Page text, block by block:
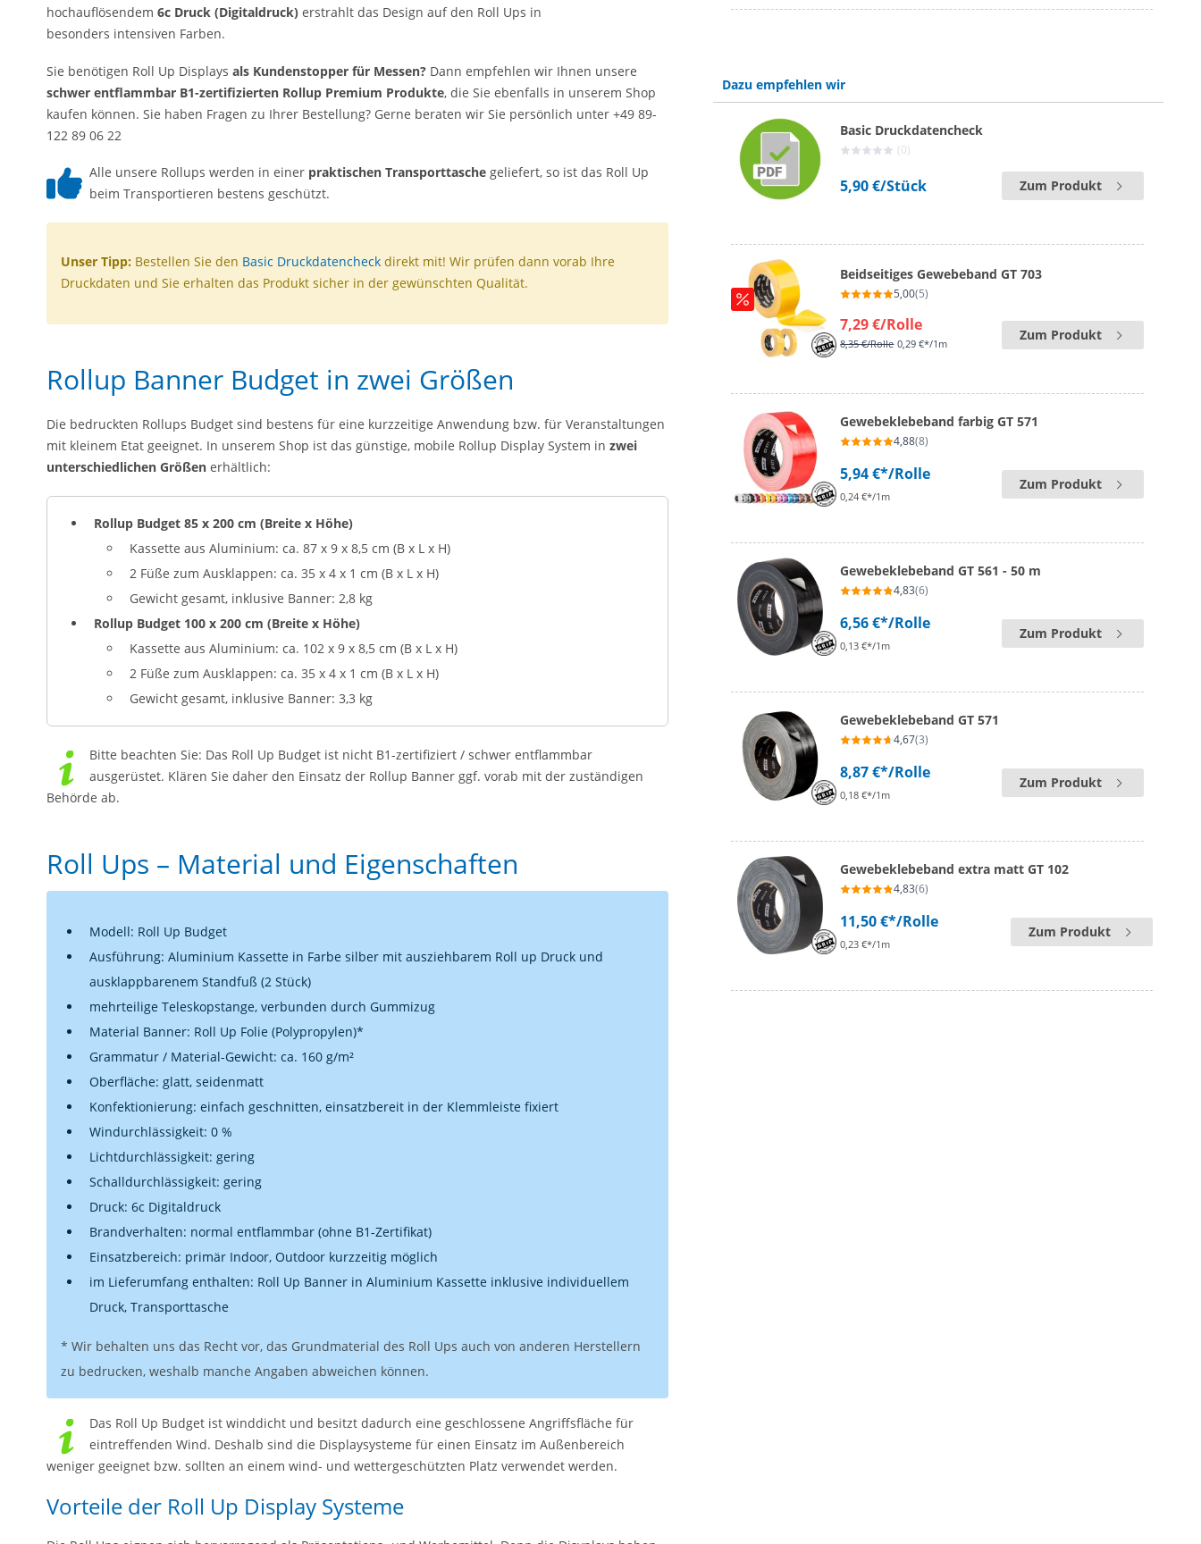
hochauflösendem 6c Druck (Digitaldruck) erstrahlt das Design auf den Roll Ups in
besonders intensiven Farben.
Sie benötigen Roll Up Displays als Kundenstopper für Messen? Dann empfehlen wir Ihnen unsere
schwer entflammbar B1-zertifizierten Rollup Premium Produkte, die Sie ebenfalls in unserem Shop
kaufen können. Sie haben Fragen zu Ihrer Bestellung? Gerne beraten wir Sie persönlich unter +49 89-
122 89 06 22
Alle unsere Rollups werden in einer praktischen Transporttasche geliefert, so ist das Roll Up
beim Transportieren bestens geschützt.
Unser Tipp: Bestellen Sie den Basic Druckdatencheck direkt mit! Wir prüfen dann vorab Ihre
Druckdaten und Sie erhalten das Produkt sicher in der gewünschten Qualität.
Rollup Banner Budget in zwei Größen
Die bedruckten Rollups Budget sind bestens für eine kurzzeitige Anwendung bzw. für Veranstaltungen
mit kleinem Etat geeignet. In unserem Shop ist das günstige, mobile Rollup Display System in zwei
unterschiedlichen Größen erhältlich:
Rollup Budget 85 x 200 cm (Breite x Höhe)
Kassette aus Aluminium: ca. 87 x 9 x 8,5 cm (B x L x H)
2 Füße zum Ausklappen: ca. 35 x 4 x 1 cm (B x L x H)
Gewicht gesamt, inklusive Banner: 2,8 kg
Rollup Budget 100 x 200 cm (Breite x Höhe)
Kassette aus Aluminium: ca. 102 x 9 x 8,5 cm (B x L x H)
2 Füße zum Ausklappen: ca. 35 x 4 x 1 cm (B x L x H)
Gewicht gesamt, inklusive Banner: 3,3 kg
Bitte beachten Sie: Das Roll Up Budget ist nicht B1-zertifiziert / schwer entflammbar
ausgerüstet. Klären Sie daher den Einsatz der Rollup Banner ggf. vorab mit der zuständigen
Behörde ab.
Roll Ups – Material und Eigenschaften
Modell: Roll Up Budget
Ausführung: Aluminium Kassette in Farbe silber mit ausziehbarem Roll up Druck und
ausklappbarenem Standfuß (2 Stück)
mehrteilige Teleskopstange, verbunden durch Gummizug
Material Banner: Roll Up Folie (Polypropylen)*
Grammatur / Material-Gewicht: ca. 160 g/m²
Oberfläche: glatt, seidenmatt
Konfektionierung: einfach geschnitten, einsatzbereit in der Klemmleiste fixiert
Windurchlässigkeit: 0 %
Lichtdurchlässigkeit: gering
Schalldurchlässigkeit: gering
Druck: 6c Digitaldruck
Brandverhalten: normal entflammbar (ohne B1-Zertifikat)
Einsatzbereich: primär Indoor, Outdoor kurzzeitig möglich
im Lieferumfang enthalten: Roll Up Banner in Aluminium Kassette inklusive individuellem
Druck, Transporttasche
* Wir behalten uns das Recht vor, das Grundmaterial des Roll Ups auch von anderen Herstellern
zu bedrucken, weshalb manche Angaben abweichen können.
Das Roll Up Budget ist winddicht und besitzt dadurch eine geschlossene Angriffsfläche für
eintreffenden Wind. Deshalb sind die Displaysysteme für einen Einsatz im Außenbereich
weniger geeignet bzw. sollten an einem wind- und wettergeschützten Platz verwendet werden.
Vorteile der Roll Up Display Systeme
Dazu empfehlen wir
Basic Druckdatencheck
(0)
5,90 €/Stück Zum Produkt
Beidseitiges Gewebeband GT 703
5,00(5)
7,29 €/Rolle
8,35 €/Rolle 0,29 €*/1m
Zum Produkt
Gewebeklebeband farbig GT 571
4,88(8)
5,94 €*/Rolle
0,24 €*/1m
Zum Produkt
Gewebeklebeband GT 561 - 50 m
4,83(6)
6,56 €*/Rolle
0,13 €*/1m
Zum Produkt
Gewebeklebeband GT 571
4,67(3)
8,87 €*/Rolle
0,18 €*/1m
Zum Produkt
Gewebeklebeband extra matt GT 102
4,83(6)
11,50 €*/Rolle
0,23 €*/1m
Zum Produkt